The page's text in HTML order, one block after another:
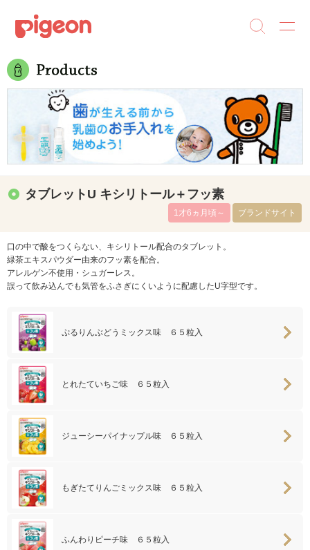
タブレットU キシリトール＋フッ素
1才6ヵ月頃～ ブランドサイト
口の中で酸をつくらない、キシリトール配合のタブレット。
緑茶エキスパウダー由来のフッ素を配合。
アレルゲン不使用・シュガーレス。
誤って飲み込んでも気管をふさぎにくいように配慮したU字型です。
ぷるりんぶどうミックス味 ６５粒入
とれたていちご味 ６５粒入
ジューシーパイナップル味 ６５粒入
もぎたてりんごミックス味 ６５粒入
ふんわりピーチ味 ６５粒入